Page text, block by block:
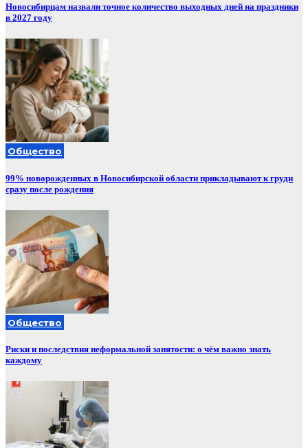
Новосибирцам назвали точное количество выходных дней на праздники
в 2027 году
Общество
99% новорожденных в Новосибирской области прикладывают к груди
сразу после рождения
Общество
Риски и последствия неформальной занятости: о чём важно знать
каждому